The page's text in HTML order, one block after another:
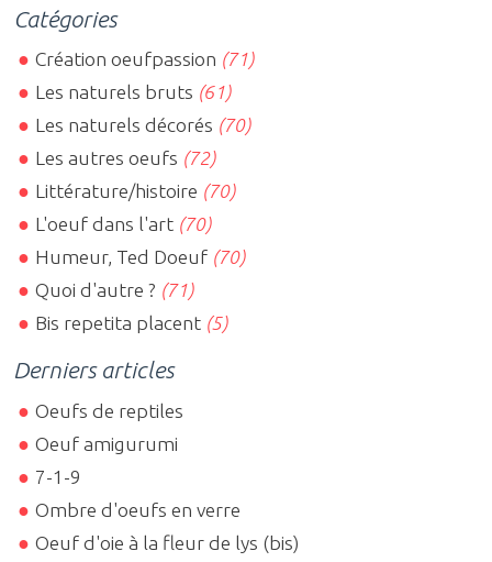
Catégories
Création oeufpassion (71)
Les naturels bruts (61)
Les naturels décorés (70)
Les autres oeufs (72)
Littérature/histoire (70)
L'oeuf dans l'art (70)
Humeur, Ted Doeuf (70)
Quoi d'autre ? (71)
Bis repetita placent (5)
Derniers articles
Oeufs de reptiles
Oeuf amigurumi
7-1-9
Ombre d'oeufs en verre
Oeuf d'oie à la fleur de lys (bis)